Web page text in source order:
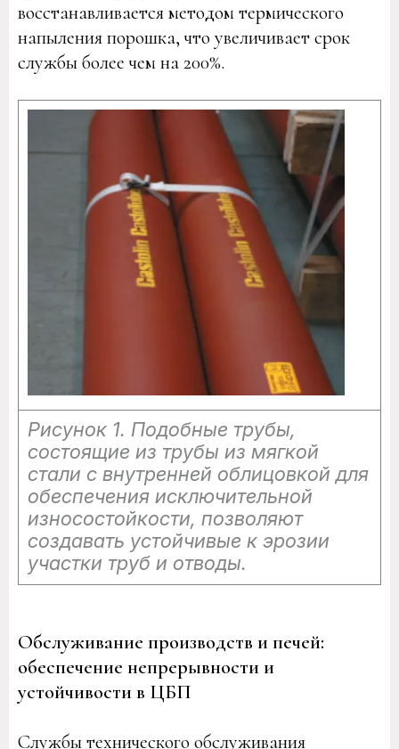
восстанавливается методом термического
напыления порошка, что увеличивает срок
службы более чем на 200%.
Рисунок 1. Подобные трубы,
состоящие из трубы из мягкой
стали с внутренней облицовкой для
обеспечения исключительной
износостойкости, позволяют
создавать устойчивые к эрозии
участки труб и отводы.
Обслуживание производств и печей:
обеспечение непрерывности и
устойчивости в ЦБП
Службы технического обслуживания